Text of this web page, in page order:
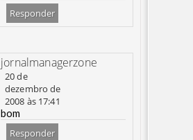
Responder
jornalmanagerzone
20 de
dezembro de
2008 às 17:41
bom
Responder